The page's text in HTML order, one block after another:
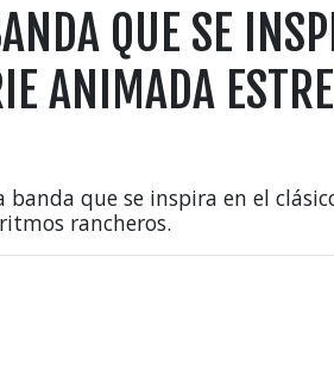
QUE SE
ANIMADA
banda que se inspira en el
rancheros.